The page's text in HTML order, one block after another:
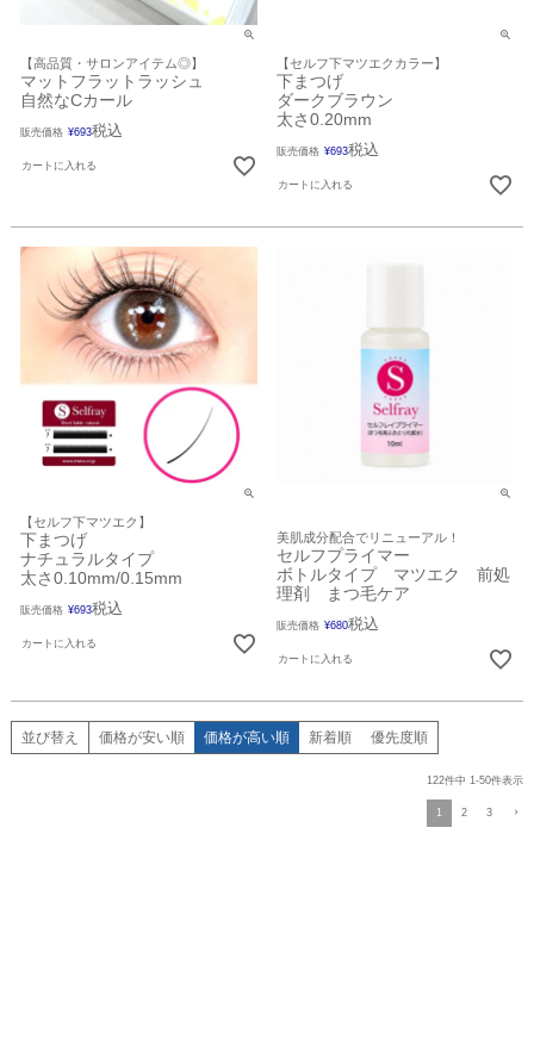
【高品質・サロンアイテム◎】
マットフラットラッシュ
自然なCカール
販売価格 ¥693税込
カートに入れる
【セルフ下マツエクカラー】
下まつげ
ダークブラウン
太さ0.20mm
販売価格 ¥693税込
カートに入れる
【セルフ下マツエク】
下まつげ
ナチュラルタイプ
太さ0.10mm/0.15mm
販売価格 ¥693税込
カートに入れる
美肌成分配合でリニューアル！
セルフプライマー
ボトルタイプ マツエク 前処
理剤 まつ毛ケア
販売価格 ¥680税込
カートに入れる
並び替え 価格が安い順 価格が高い順 新着順 優先度順
122件中 1-50件表示
1 2 3